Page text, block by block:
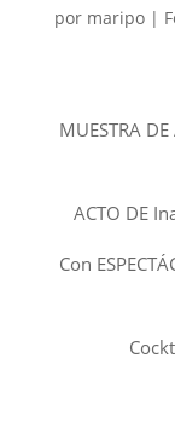
por maripo|
MUESTRA
ACTO DE
Con